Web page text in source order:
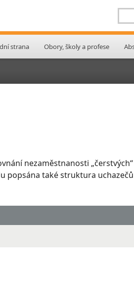
strana Obory, školy a profese
nezaměstnanosti
popsána také struktura